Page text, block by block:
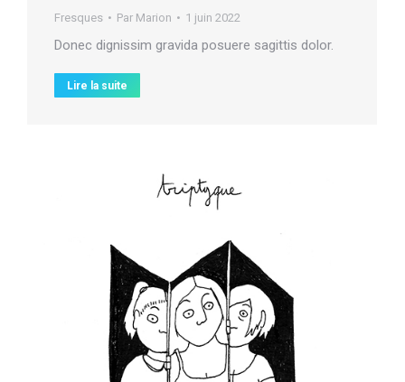
Fresques Par Marion 1 juin 2022
Donec dignissim gravida posuere sagittis dolor.
Lire la suite